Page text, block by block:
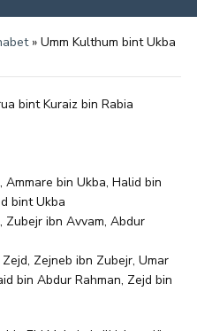
» Umm Kulthum bint Ukba
bint Kuraiz bin Rabia
Ammare bin Ukba, Halid bin
bint Ukba
Zubejr ibn Avvam, Abdur
Zejneb ibn Zubejr, Umar
bin Abdur Rahman, Zejd bin